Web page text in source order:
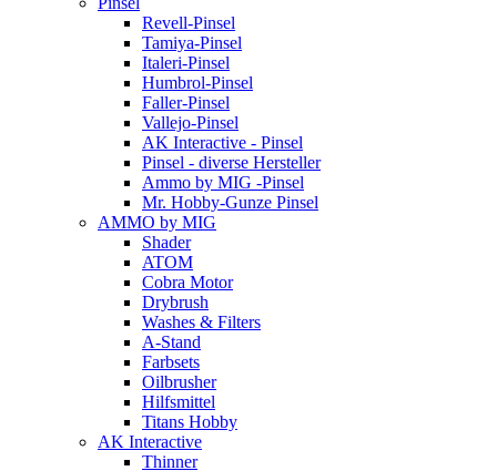
Revell-Pinsel
Tamiya-Pinsel
Italeri-Pinsel
Humbrol-Pinsel
Faller-Pinsel
Vallejo-Pinsel
AK Interactive - Pinsel
Pinsel - diverse Hersteller
Ammo by MIG -Pinsel
Mr. Hobby-Gunze Pinsel
AMMO by MIG
Shader
ATOM
Cobra Motor
Drybrush
Washes & Filters
A-Stand
Farbsets
Oilbrusher
Hilfsmittel
Titans Hobby
AK Interactive
Thinner